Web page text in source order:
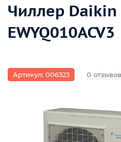
Чиллер Daikin
EWYQ010ACV3
Артикул: 006323 0 отзывов